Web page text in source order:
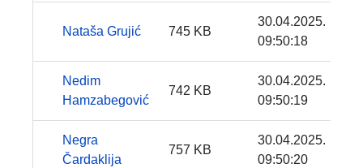
Nataša Grujić 745 KB
30.04.2025.
09:50:18
Nedim
Hamzabegović
742 KB
30.04.2025.
09:50:19
Negra
Čardaklija
757 KB
30.04.2025.
09:50:20